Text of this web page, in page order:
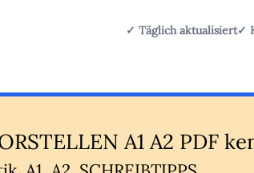
✓ Täglich aktualisiert✓
A1 A2 PDF